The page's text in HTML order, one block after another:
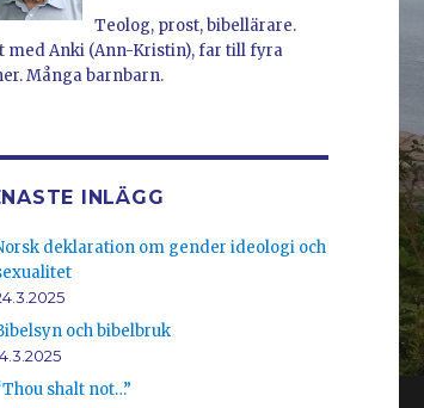
Teolog, prost, bibellärare.
med Anki (Ann-Kristin), far till fyra
Många barnbarn.
INLÄGG
deklaration om gender ideologi och
och bibelbruk
shalt not…”